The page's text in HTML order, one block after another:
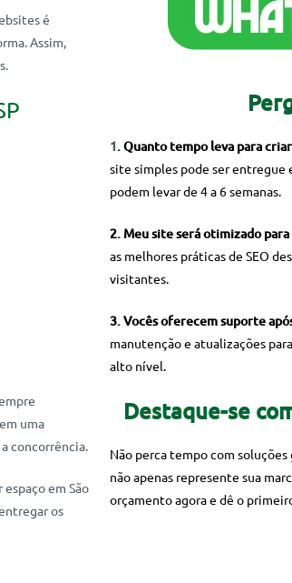
é
Assim,
uma
concorrência.
em São
os
1. Quanto tempo leva para
site simples pode ser entregue
podem levar de 4 a 6 semanas.
2. Meu site será otimizado para
as melhores práticas de SEO
visitantes.
3. Vocês oferecem suporte
manutenção e atualizações
alto nível.
Destaque-se
Não perca tempo com
não apenas represente sua
orçamento agora e dê o